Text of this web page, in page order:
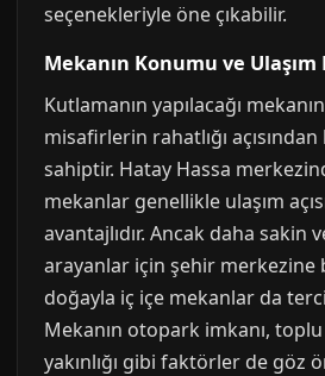
seçenekleriyle öne çıkabilir.
Mekanın Konumu ve Ulaşım
Kutlamanın yapılacağı
misafirlerin rahatlığı
sahiptir. Hatay Hassa
mekanlar genellikle ulaşım
avantajlıdır. Ancak daha sakin
arayanlar için şehir merkezine
doğayla iç içe mekanlar da
Mekanın otopark imkanı, toplu
yakınlığı gibi faktörler de göz